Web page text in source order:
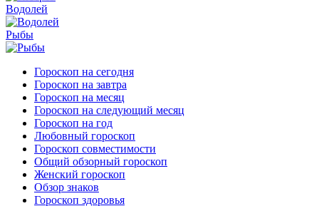
Водолей
Рыбы
Гороскоп на сегодня
Гороскоп на завтра
Гороскоп на месяц
Гороскоп на следующий месяц
Гороскоп на год
Любовный гороскоп
Гороскоп совместимости
Общий обзорный гороскоп
Женский гороскоп
Обзор знаков
Гороскоп здоровья